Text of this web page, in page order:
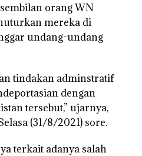
orang WN
mereka di
undang-undang
tindakan adminstratif
dengan
tersebut,” ujarnya,
(31/8/2021) sore.
terkait adanya salah